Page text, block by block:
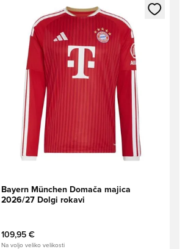
Odpre Modal za prijavo ali vpis kot član
Bayern München Domača majica
2026/27 Dolgi rokavi
109,95 €
Na voljo veliko velikosti